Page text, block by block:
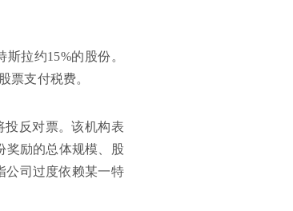
拉约15%的股份。
票支付税费。
反对票。该机构表
奖励的总体规模、股
公司过度依赖某一特